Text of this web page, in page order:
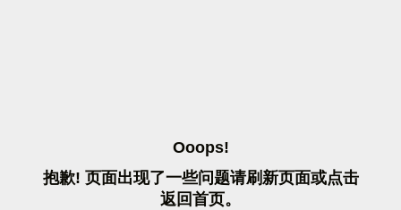
OOOPS!
抱歉! 页面出现了一些问题请刷 新页面或点击
返 回首页。